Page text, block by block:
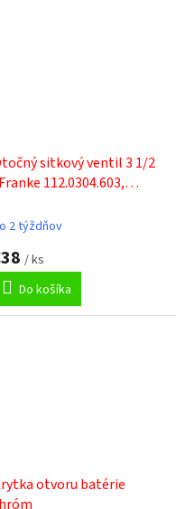
sitkový ventil 3 1/2
112.0304.603,
SID, UBG
2 týždňov
/ ks
Do košíka
otvoru batérie